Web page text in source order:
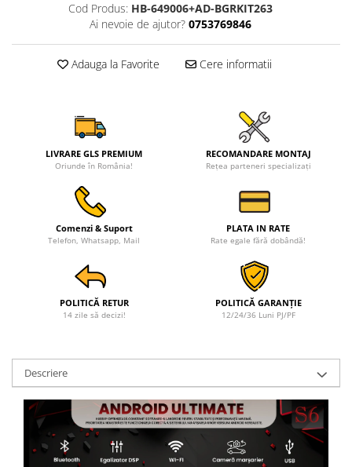
Cod Produs: HB-649006+AD-BGRKIT263
Ai nevoie de ajutor? 0753769846
Adauga la Favorite Cere informatii
LIVRARE GLS PREMIUM
Oriunde în România!
RECOMANDARE MONTAJ
Rețea parteneri specializați
Comenzi & Suport
Telefon, Whatsapp, Mail
PLATA IN RATE
Rate egale fără dobândă!
POLITICĂ RETUR
14 zile să decizi!
POLITICĂ GARANȚIE
12/24/36 Luni PJ/PF
Descriere